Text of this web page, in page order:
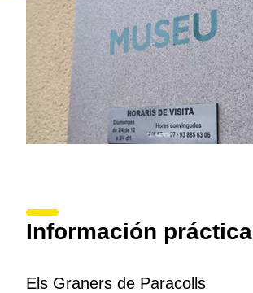
Información práctica
Els Graners de Paracolls